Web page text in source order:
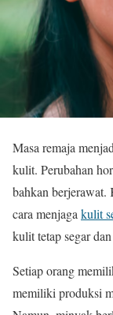
Masa remaja
kulit. Perubahan
bahkan berjerawat.
cara menjaga kulit
kulit tetap segar
Setiap orang
memiliki produksi